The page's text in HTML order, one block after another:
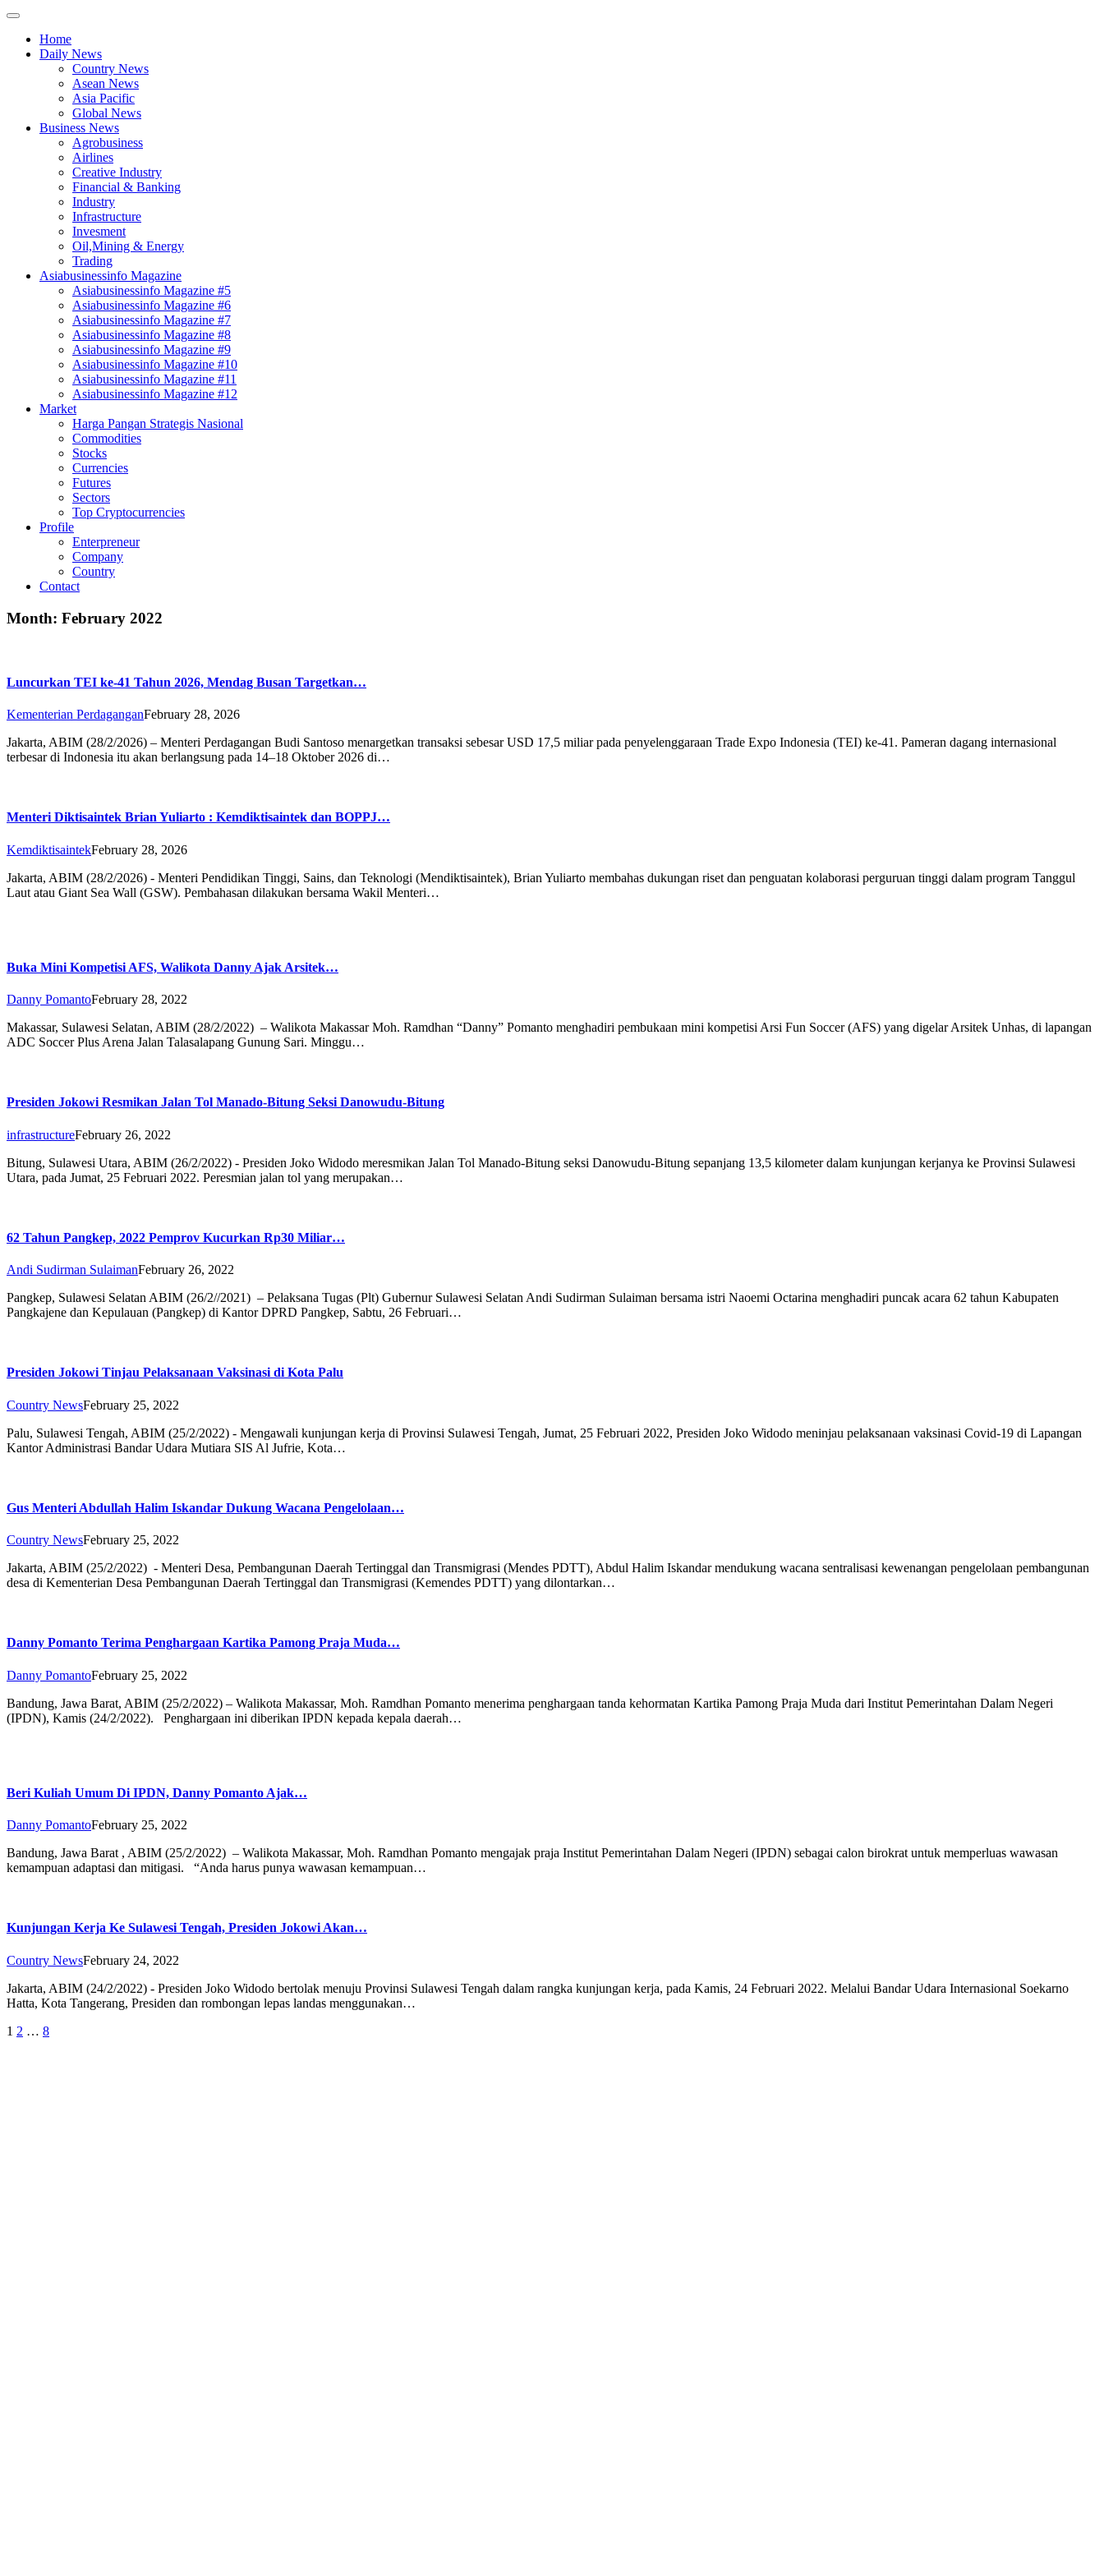
Home
Daily News
Country News
Asean News
Asia Pacific
Global News
Business News
Agrobusiness
Airlines
Creative Industry
Financial & Banking
Industry
Infrastructure
Invesment
Oil,Mining & Energy
Trading
Asiabusinessinfo Magazine
Asiabusinessinfo Magazine #5
Asiabusinessinfo Magazine #6
Asiabusinessinfo Magazine #7
Asiabusinessinfo Magazine #8
Asiabusinessinfo Magazine #9
Asiabusinessinfo Magazine #10
Asiabusinessinfo Magazine #11
Asiabusinessinfo Magazine #12
Market
Harga Pangan Strategis Nasional
Commodities
Stocks
Currencies
Futures
Sectors
Top Cryptocurrencies
Profile
Enterpreneur
Company
Country
Contact
Month: February 2022
Luncurkan TEI ke-41 Tahun 2026, Mendag Busan Targetkan…
Kementerian PerdaganganFebruary 28, 2026
Jakarta, ABIM (28/2/2026) – Menteri Perdagangan Budi Santoso menargetkan transaksi sebesar USD 17,5 miliar pada penyelenggaraan Trade Expo Indonesia (TEI) ke-41. Pameran dagang internasional
terbesar di Indonesia itu akan berlangsung pada 14–18 Oktober 2026 di…
Menteri Diktisaintek Brian Yuliarto : Kemdiktisaintek dan BOPPJ…
KemdiktisaintekFebruary 28, 2026
Jakarta, ABIM (28/2/2026) - Menteri Pendidikan Tinggi, Sains, dan Teknologi (Mendiktisaintek), Brian Yuliarto membahas dukungan riset dan penguatan kolaborasi perguruan tinggi dalam program Tanggul
Laut atau Giant Sea Wall (GSW). Pembahasan dilakukan bersama Wakil Menteri…
Buka Mini Kompetisi AFS, Walikota Danny Ajak Arsitek…
Danny PomantoFebruary 28, 2022
Makassar, Sulawesi Selatan, ABIM (28/2/2022) – Walikota Makassar Moh. Ramdhan “Danny” Pomanto menghadiri pembukaan mini kompetisi Arsi Fun Soccer (AFS) yang digelar Arsitek Unhas, di lapangan
ADC Soccer Plus Arena Jalan Talasalapang Gunung Sari. Minggu…
Presiden Jokowi Resmikan Jalan Tol Manado-Bitung Seksi Danowudu-Bitung
infrastructureFebruary 26, 2022
Bitung, Sulawesi Utara, ABIM (26/2/2022) - Presiden Joko Widodo meresmikan Jalan Tol Manado-Bitung seksi Danowudu-Bitung sepanjang 13,5 kilometer dalam kunjungan kerjanya ke Provinsi Sulawesi
Utara, pada Jumat, 25 Februari 2022. Peresmian jalan tol yang merupakan…
62 Tahun Pangkep, 2022 Pemprov Kucurkan Rp30 Miliar…
Andi Sudirman SulaimanFebruary 26, 2022
Pangkep, Sulawesi Selatan ABIM (26/2//2021) – Pelaksana Tugas (Plt) Gubernur Sulawesi Selatan Andi Sudirman Sulaiman bersama istri Naoemi Octarina menghadiri puncak acara 62 tahun Kabupaten
Pangkajene dan Kepulauan (Pangkep) di Kantor DPRD Pangkep, Sabtu, 26 Februari…
Presiden Jokowi Tinjau Pelaksanaan Vaksinasi di Kota Palu
Country NewsFebruary 25, 2022
Palu, Sulawesi Tengah, ABIM (25/2/2022) - Mengawali kunjungan kerja di Provinsi Sulawesi Tengah, Jumat, 25 Februari 2022, Presiden Joko Widodo meninjau pelaksanaan vaksinasi Covid-19 di Lapangan
Kantor Administrasi Bandar Udara Mutiara SIS Al Jufrie, Kota…
Gus Menteri Abdullah Halim Iskandar Dukung Wacana Pengelolaan…
Country NewsFebruary 25, 2022
Jakarta, ABIM (25/2/2022) - Menteri Desa, Pembangunan Daerah Tertinggal dan Transmigrasi (Mendes PDTT), Abdul Halim Iskandar mendukung wacana sentralisasi kewenangan pengelolaan pembangunan
desa di Kementerian Desa Pembangunan Daerah Tertinggal dan Transmigrasi (Kemendes PDTT) yang dilontarkan…
Danny Pomanto Terima Penghargaan Kartika Pamong Praja Muda…
Danny PomantoFebruary 25, 2022
Bandung, Jawa Barat, ABIM (25/2/2022) – Walikota Makassar, Moh. Ramdhan Pomanto menerima penghargaan tanda kehormatan Kartika Pamong Praja Muda dari Institut Pemerintahan Dalam Negeri
(IPDN), Kamis (24/2/2022). Penghargaan ini diberikan IPDN kepada kepala daerah…
Beri Kuliah Umum Di IPDN, Danny Pomanto Ajak…
Danny PomantoFebruary 25, 2022
Bandung, Jawa Barat , ABIM (25/2/2022) – Walikota Makassar, Moh. Ramdhan Pomanto mengajak praja Institut Pemerintahan Dalam Negeri (IPDN) sebagai calon birokrat untuk memperluas wawasan
kemampuan adaptasi dan mitigasi. “Anda harus punya wawasan kemampuan…
Kunjungan Kerja Ke Sulawesi Tengah, Presiden Jokowi Akan…
Country NewsFebruary 24, 2022
Jakarta, ABIM (24/2/2022) - Presiden Joko Widodo bertolak menuju Provinsi Sulawesi Tengah dalam rangka kunjungan kerja, pada Kamis, 24 Februari 2022. Melalui Bandar Udara Internasional Soekarno
Hatta, Kota Tangerang, Presiden dan rombongan lepas landas menggunakan…
Posts
1 2 … 8